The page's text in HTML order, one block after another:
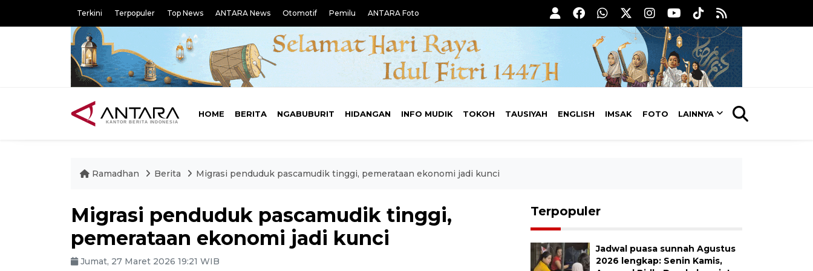
Terkini Terpopuler Top News ANTARA News Otomotif Pemilu ANTARA Foto
HOME BERITA NGABUBURIT HIDANGAN INFO MUDIK TOKOH TAUSIYAH ENGLISH IMSAK FOTO LAINNYA
Ramadhan Berita Migrasi penduduk pascamudik tinggi, pemerataan ekonomi jadi kunci
Migrasi penduduk pascamudik tinggi,
pemerataan ekonomi jadi kunci
Jumat, 27 Maret 2026 19:21 WIB
Terpopuler
Jadwal puasa sunnah Agustus
2026 lengkap: Senin Kamis,